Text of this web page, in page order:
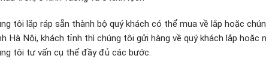
tôi lắp ráp sẵn thành bộ quý khách có thể mua về lắp hoặc
Hà Nội, khách tỉnh thì chúng tôi gửi hàng về quý khách lắp hoặc
tôi tư vấn cụ thể đầy đủ các bước.